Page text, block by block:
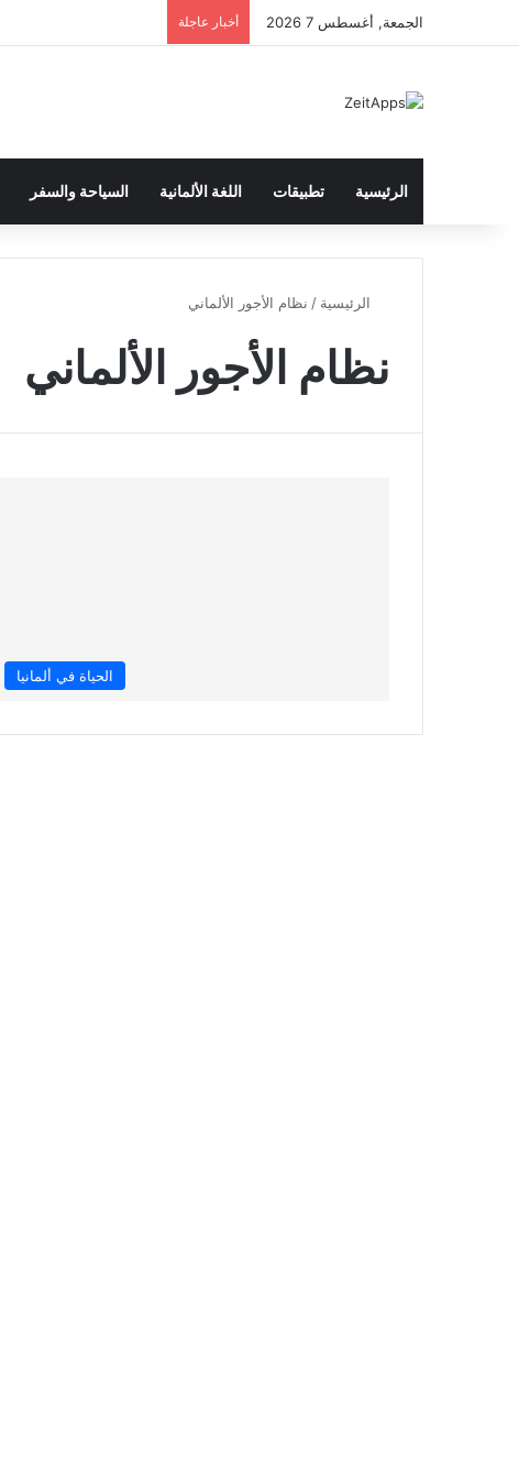
الجمعة, أغسطس 7 2026 أخبار عاجلة
الرئيسية تطبيقات اللغة الألمانية السياحة والسفر
الرئيسية / نظام الأجور الألماني
نظام الأجور الألماني
الحياة في ألمانيا